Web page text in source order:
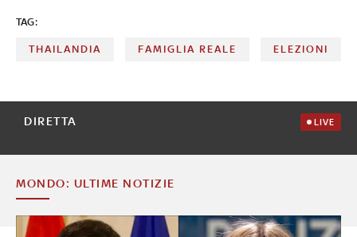
TAG:
THAILANDIA FAMIGLIA REALE ELEZIONI
DIRETTA LIVE
MONDO: ULTIME NOTIZIE